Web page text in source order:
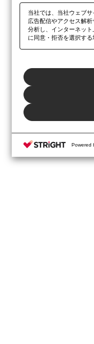
当社では、当社ウェブ
広告配信やアクセス解
分析し、インターネッ
に同意・拒否を選択する
Powered